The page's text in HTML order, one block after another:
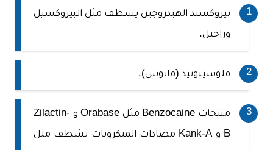
بيروكسيد الهيدروجين يشطف مثل البيروكسيل
وراجيل.
فلوسينونيد (فانوس).
منتجات Benzocaine مثل Orabase و Zilactin-
B و Kank-A مضادات الميكروبات يشطف مثل